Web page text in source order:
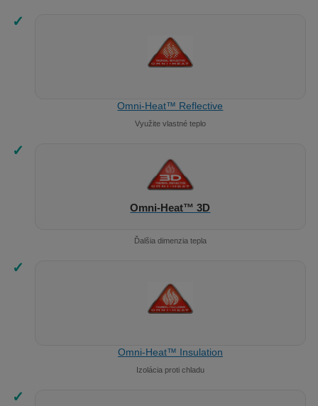
✓
Omni-Heat™ Reflective
Využite vlastné teplo
✓
Omni-Heat™ 3D
Ďalšia dimenzia tepla
✓
Omni-Heat™ Insulation
Izolácia proti chladu
✓